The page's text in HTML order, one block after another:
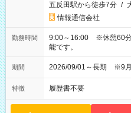
五反田駅から徒歩7分 /
情報通信会社
勤務時間
9:00～16:00 ※休憩60分
能です。
期間 2026/09/01～長期 ※9月
特徴 履歴書不要